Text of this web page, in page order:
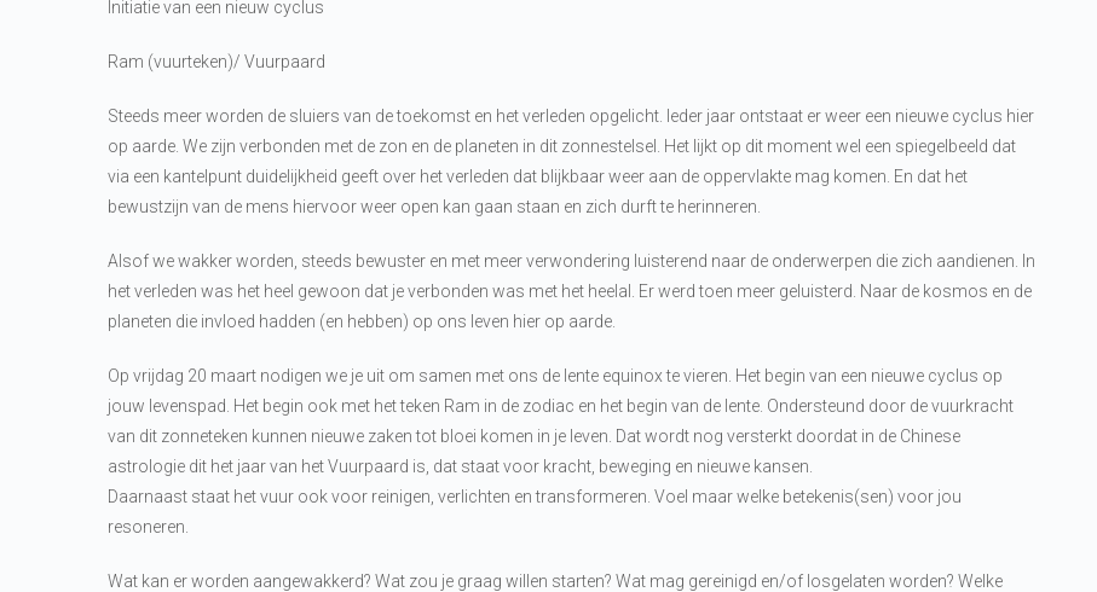
Initiatie van een nieuw cyclus
Ram (vuurteken)/ Vuurpaard
Steeds meer worden de sluiers van de toekomst en het verleden opgelicht. Ieder jaar ontstaat er weer een nieuwe cyclus hier
op aarde. We zijn verbonden met de zon en de planeten in dit zonnestelsel. Het lijkt op dit moment wel een spiegelbeeld dat
via een kantelpunt duidelijkheid geeft over het verleden dat blijkbaar weer aan de oppervlakte mag komen. En dat het
bewustzijn van de mens hiervoor weer open kan gaan staan en zich durft te herinneren.
Alsof we wakker worden, steeds bewuster en met meer verwondering luisterend naar de onderwerpen die zich aandienen. In
het verleden was het heel gewoon dat je verbonden was met het heelal. Er werd toen meer geluisterd. Naar de kosmos en de
planeten die invloed hadden (en hebben) op ons leven hier op aarde.
Op vrijdag 20 maart nodigen we je uit om samen met ons de lente equinox te vieren. Het begin van een nieuwe cyclus op
jouw levenspad. Het begin ook met het teken Ram in de zodiac en het begin van de lente. Ondersteund door de vuurkracht
van dit zonneteken kunnen nieuwe zaken tot bloei komen in je leven. Dat wordt nog versterkt doordat in de Chinese
astrologie dit het jaar van het Vuurpaard is, dat staat voor kracht, beweging en nieuwe kansen.
Daarnaast staat het vuur ook voor reinigen, verlichten en transformeren. Voel maar welke betekenis(sen) voor jou
resoneren.
Wat kan er worden aangewakkerd? Wat zou je graag willen starten? Wat mag gereinigd en/of losgelaten worden? Welke